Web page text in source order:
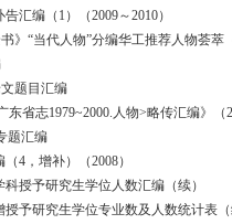
汇编（1）（2009～2010）
》“当代人物”分编华工推荐人物荟萃（
题目汇编
省志1979~2000.人物>略传汇编》（
汇编
4，增补）（2008）
授予研究生学位人数汇编（续）
予研究生学位专业数及人数统计表（